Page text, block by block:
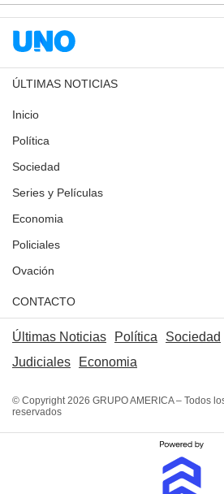
ÚLTIMAS NOTICIAS
Inicio
Política
Sociedad
Series y Películas
Economia
Policiales
Ovación
CONTACTO
Últimas Noticias Política Sociedad
Judiciales
Economia
© Copyright 2026 GRUPO AMERICA – Todos
reservados